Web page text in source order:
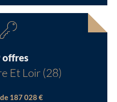
offres
Et Loir (28)
187 028 €